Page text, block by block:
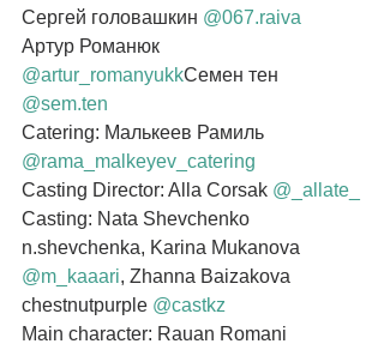
Сергей головашкин @067.raiva
Артур Романюк
@artur_romanyukkСемен тен
@sem.ten
Catering: Малькеев Рамиль
@rama_malkeyev_catering
Casting Director: Alla Corsak @_allate_
Casting: Nata Shevchenko
n.shevchenka, Karina Mukanova
@m_kaaari, Zhanna Baizakova
chestnutpurple @castkz
Main character: Rauan Romani